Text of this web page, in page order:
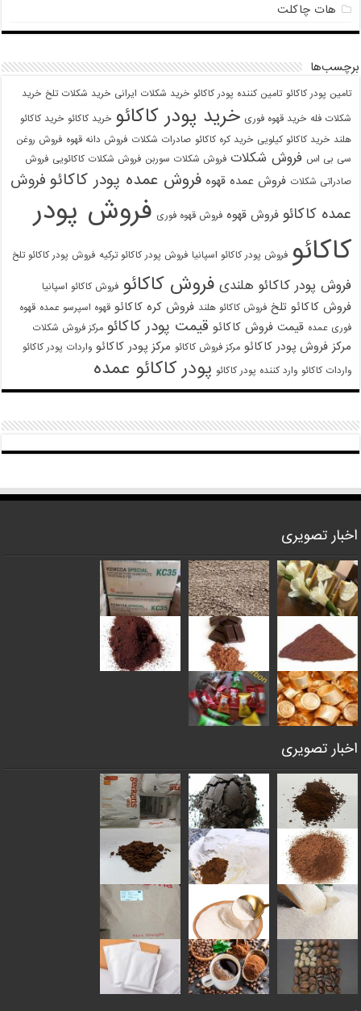
هات چاکلت
برچسب‌ها
تامین پودر کاکائو تامین کننده پودر کاکائو خرید شکلات ایرانی خرید شکلات تلخ خرید
شکلات فله خرید قهوه فوری خرید پودر کاکائو خرید کاکائو خرید کاکائو
هلند خرید کاکائو کیلویی خرید کره کاکائو صادرات شکلات فروش دانه قهوه فروش روغن
سی بی اس فروش شکلات فروش شکلات سوربن فروش شکلات کاکائویی فروش
صادراتی شکلات فروش عمده قهوه فروش عمده پودر کاکائو فروش
عمده کاکائو فروش قهوه فروش قهوه فوری فروش پودر
کاکائو فروش پودر کاکائو اسپانیا فروش پودر کاکائو ترکیه فروش پودر کاکائو تلخ
فروش پودر کاکائو هلندی فروش کاکائو فروش کاکائو اسپانیا
فروش کاکائو تلخ فروش کاکائو هلند فروش کره کاکائو قهوه اسپرسو عمده قهوه
فوری عمده قیمت فروش کاکائو قیمت پودر کاکائو مرکز فروش شکلات
مرکز فروش پودر کاکائو مرکز فروش کاکائو مرکز پودر کاکائو واردات پودر کاکائو
واردات کاکائو وارد کننده پودر کاکائو پودر کاکائو عمده
اخبار تصویری
اخبار تصویری